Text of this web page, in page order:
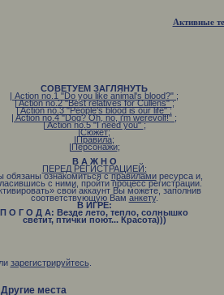
Активные
СОВЕТУЕМ ЗАГЛЯНУТЬ
| Action no.1 "Do you like animal's blood?" ;
| Action no.2 "Best relatives for Cullens";
| Action no.3 "People's blood is our life";
| Action no.4 "Dog? Oh, no, i'm werevolf!" ;
| Action no.5 "I need you";
|Сюжет;
|Правила;
|Персонажи;
В А Ж Н О
ПЕРЕД РЕГИСТРАЦИЕЙ:
обязаны ознакомиться справиламиресурса и,
с ними, пройти процесс регистрации.
свой аккаунт Вы можете, заполнив
соответствующую Вам анкету.
В ИГРЕ:
П О Г О Д А: Везде лето, тепло, солнышко
светит, птички поют... Красота)))
зарегистрируйтесь.
Другие места